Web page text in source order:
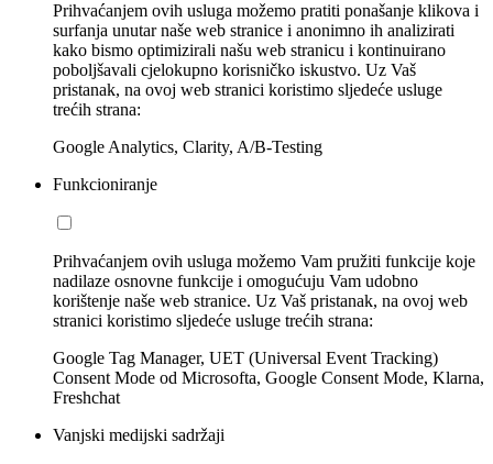
Prihvaćanjem ovih usluga možemo pratiti ponašanje klikova i
surfanja unutar naše web stranice i anonimno ih analizirati
kako bismo optimizirali našu web stranicu i kontinuirano
poboljšavali cjelokupno korisničko iskustvo. Uz Vaš
pristanak, na ovoj web stranici koristimo sljedeće usluge
trećih strana:
Google Analytics, Clarity, A/B-Testing
Funkcioniranje
Prihvaćanjem ovih usluga možemo Vam pružiti funkcije koje
nadilaze osnovne funkcije i omogućuju Vam udobno
korištenje naše web stranice. Uz Vaš pristanak, na ovoj web
stranici koristimo sljedeće usluge trećih strana:
Google Tag Manager, UET (Universal Event Tracking)
Consent Mode od Microsofta, Google Consent Mode, Klarna,
Freshchat
Vanjski medijski sadržaji